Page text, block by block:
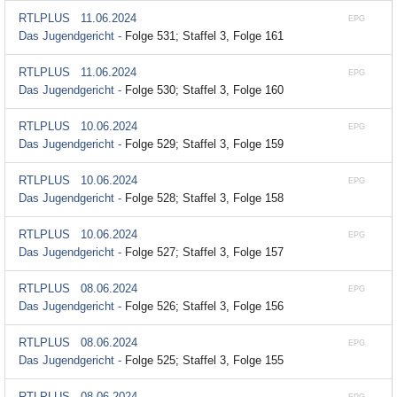
EPG
RTLPLUS
11.06.2024
Das Jugendgericht - Folge 531; Staffel 3, Folge 161
EPG
RTLPLUS
11.06.2024
Das Jugendgericht - Folge 530; Staffel 3, Folge 160
EPG
RTLPLUS
10.06.2024
Das Jugendgericht - Folge 529; Staffel 3, Folge 159
EPG
RTLPLUS
10.06.2024
Das Jugendgericht - Folge 528; Staffel 3, Folge 158
EPG
RTLPLUS
10.06.2024
Das Jugendgericht - Folge 527; Staffel 3, Folge 157
EPG
RTLPLUS
08.06.2024
Das Jugendgericht - Folge 526; Staffel 3, Folge 156
EPG
RTLPLUS
08.06.2024
Das Jugendgericht - Folge 525; Staffel 3, Folge 155